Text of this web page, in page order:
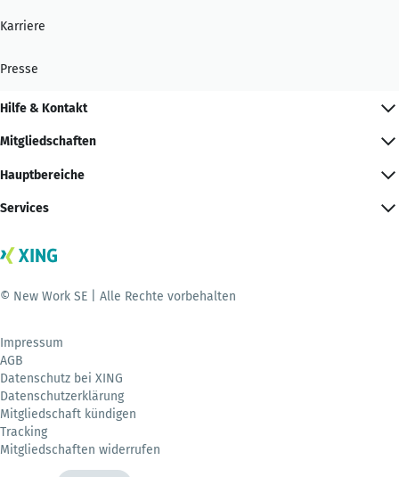
Karriere
Presse
Hilfe & Kontakt
Mitgliedschaften
Hauptbereiche
Services
© New Work SE | Alle Rechte vorbehalten
Impressum
AGB
Datenschutz bei XING
Datenschutzerklärung
Mitgliedschaft kündigen
Tracking
Mitgliedschaften widerrufen